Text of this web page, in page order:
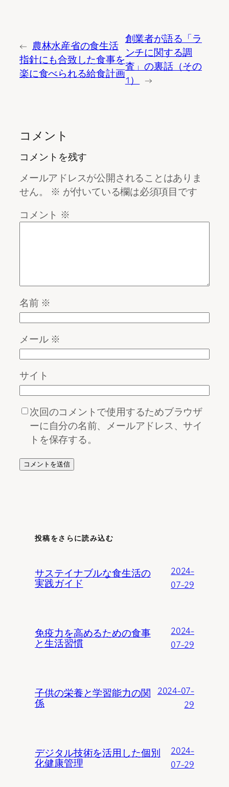
← 農林水産省の食生活
指針にも合致した食事を
楽に食べられる給食計画
創業者が語る「ラ
ンチに関する調
査」の裏話（その
1）
→
コメント
コメントを残す
メールアドレスが公開されることはありま
せん。
※ が付いている欄は必須項目です
コメント ※
名前 ※
メール ※
サイト
次回のコメントで使用するためブラウザ
ーに自分の名前、メールアドレス、サイ
トを保存する。
投稿をさらに読み込む
サステイナブルな食生活の
実践ガイド
2024-
07-29
免疫力を高めるための食事
と生活習慣
2024-
07-29
子供の栄養と学習能力の関
係
2024-07-
29
デジタル技術を活用した個別
化健康管理
2024-
07-29